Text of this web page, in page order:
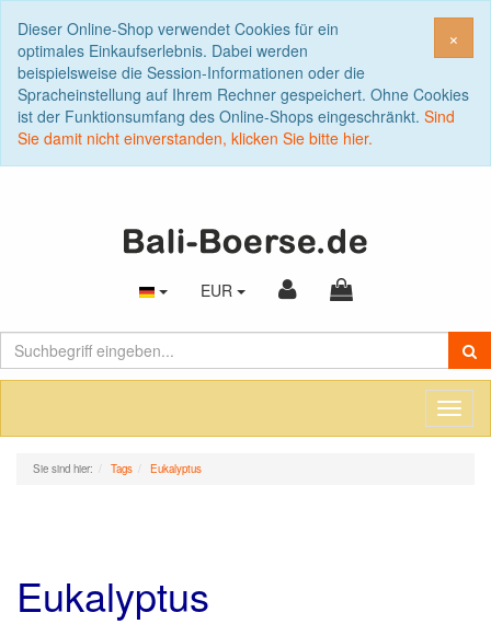
×
Dieser Online-Shop verwendet Cookies für ein
optimales Einkaufserlebnis. Dabei werden
beispielsweise die Session-Informationen oder die
Spracheinstellung auf Ihrem Rechner gespeichert. Ohne Cookies
ist der Funktionsumfang des Online-Shops eingeschränkt. Sind
Sie damit nicht einverstanden, klicken Sie bitte hier.
EUR
Sie sind hier: Tags Eukalyptus
Eukalyptus